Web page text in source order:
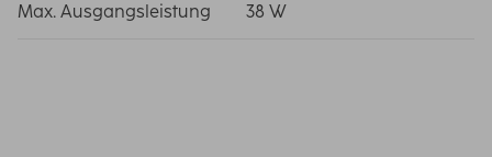
Max. Ausgangsleistung 38 W